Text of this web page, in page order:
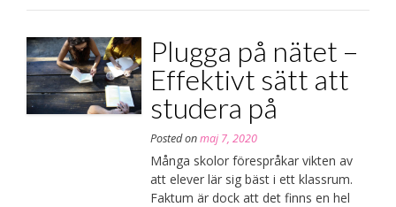
Plugga på nätet –
Effektivt sätt att
studera på
Posted onmaj 7, 2020
Många skolor förespråkar vikten av
att elever lär sig bäst i ett klassrum.
Faktum är dock att det finns en hel